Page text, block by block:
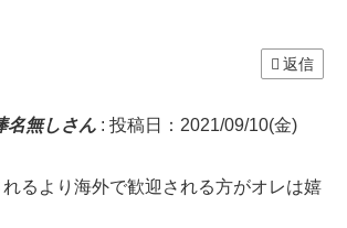
返信
名無しさん : 投稿日：2021/09/10(金)
れるより海外で歓迎される方がオレは嬉